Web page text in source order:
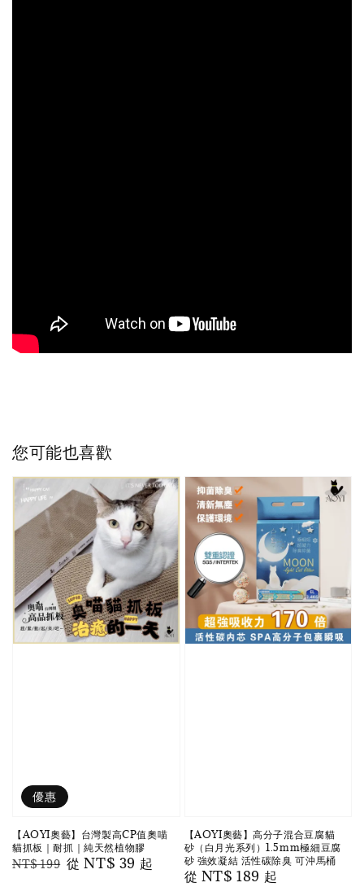
您可能也喜歡
優惠
【AOYI奧藝】台灣製高CP值奧喵
貓抓板｜耐抓｜純天然植物膠
Regular
NT$ 199 Sale
從NT$ 39 起
【AOYI奧藝】高分子混合豆腐貓
砂（白月光系列）1.5mm極細豆腐
砂 強效凝結 活性碳除臭 可沖馬桶
Regular
從 NT$ 189 起